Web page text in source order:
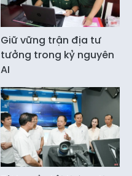
Giữ vững trận địa tư
tưởng trong kỷ nguyên
AI